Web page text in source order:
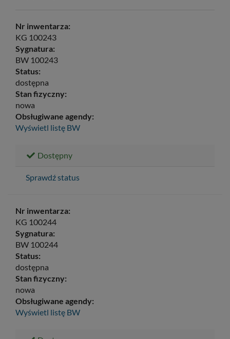
Nr inwentarza:
KG 100243
Sygnatura:
BW 100243
Status:
dostępna
Stan fizyczny:
nowa
Obsługiwane agendy:
Wyświetl listę BW
Dostępny
Sprawdź status
Nr inwentarza:
KG 100244
Sygnatura:
BW 100244
Status:
dostępna
Stan fizyczny:
nowa
Obsługiwane agendy:
Wyświetl listę BW